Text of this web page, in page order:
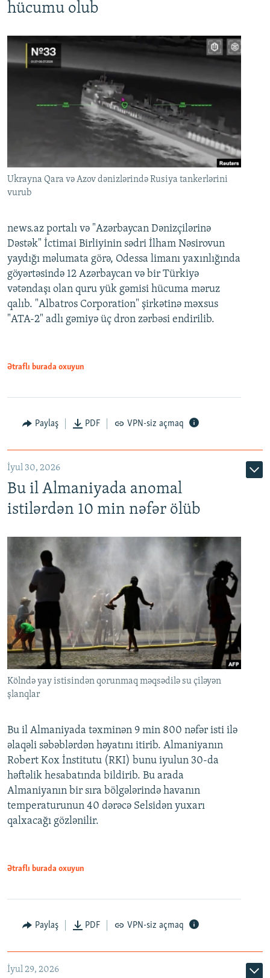
hücumu olub
Ukrayna Qara və Azov dənizlərində Rusiya tankerlərini
vurub
news.az portalı və "Azərbaycan Dənizçilərinə
Dəstək" İctimai Birliyinin sədri İlham Nəsirovun
yaydığı məlumata görə, Odessa limanı yaxınlığında
göyərtəsində 12 Azərbaycan və bir Türkiyə
vətəndaşı olan quru yük gəmisi hücuma məruz
qalıb. "Albatros Corporation" şirkətinə məxsus
"ATA-2" adlı gəmiyə üç dron zərbəsi endirilib.
Ətraflı burada oxuyun
Paylaş PDF VPN-siz açmaq
İyul 30, 2026
Bu il Almaniyada anomal
istilərdən 10 min nəfər ölüb
Kölndə yay istisindən qorunmaq məqsədilə su çiləyən
şlanqlar
Bu il Almaniyada təxminən 9 min 800 nəfər isti ilə
əlaqəli səbəblərdən həyatını itirib. Almaniyanın
Robert Kox İnstitutu (RKI) bunu iyulun 30-da
həftəlik hesabatında bildirib. Bu arada
Almaniyanın bir sıra bölgələrində havanın
temperaturunun 40 dərəcə Selsidən yuxarı
qalxacağı gözlənilir.
Ətraflı burada oxuyun
Paylaş PDF VPN-siz açmaq
İyul 29, 2026